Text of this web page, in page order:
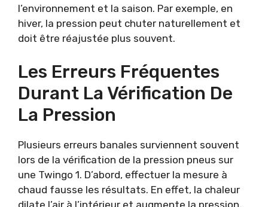
l’environnement et la saison. Par exemple, en
hiver, la pression peut chuter naturellement et
doit être réajustée plus souvent.
Les Erreurs Fréquentes
Durant La Vérification De
La Pression
Plusieurs erreurs banales surviennent souvent
lors de la vérification de la pression pneus sur
une Twingo 1. D’abord, effectuer la mesure à
chaud fausse les résultats. En effet, la chaleur